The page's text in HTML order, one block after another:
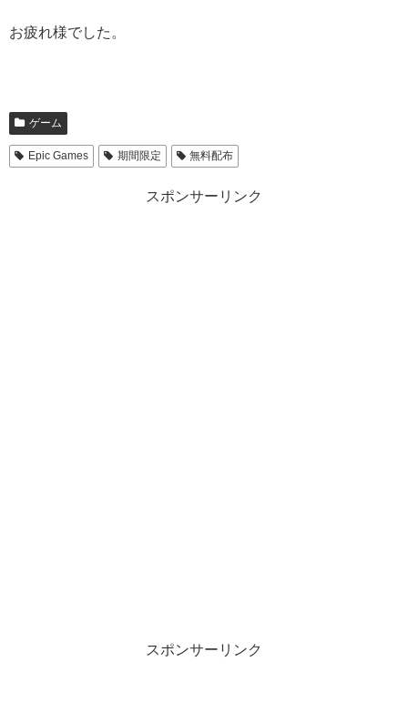
お疲れ様でした。
ゲーム
Epic Games 期間限定 無料配布
スポンサーリンク
スポンサーリンク